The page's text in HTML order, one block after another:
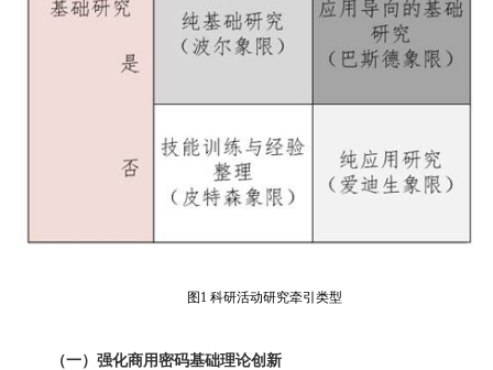
图1 科研活动研究牵引类型
（一）强化商用密码基础理论创新